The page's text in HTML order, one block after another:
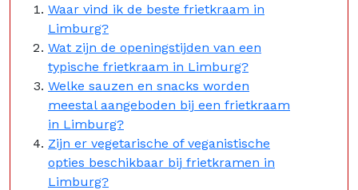
Waar vind ik de beste frietkraam in
Limburg?
Wat zijn de openingstijden van een
typische frietkraam in Limburg?
Welke sauzen en snacks worden
meestal aangeboden bij een frietkraam
in Limburg?
Zijn er vegetarische of veganistische
opties beschikbaar bij frietkramen in
Limburg?